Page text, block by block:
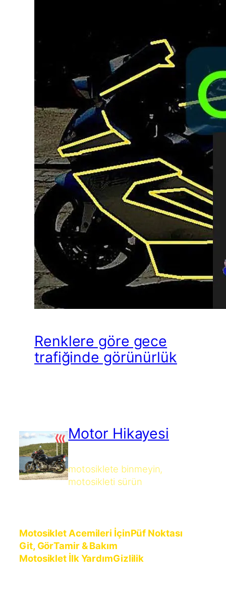
Renklere göre gece
trafiğinde görünürlük
Motor Hikayesi
motosiklete binmeyin,
motosikleti sürün
Motosiklet Acemileri İçinPüf Noktası
Git, GörTamir & Bakım
Motosiklet İlk YardımGizlilik